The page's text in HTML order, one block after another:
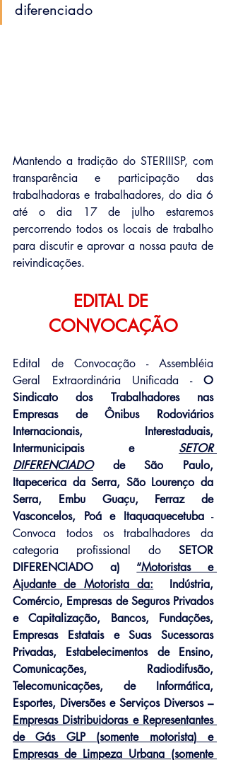
diferenciado
Mantendo a tradição do STERIIISP, com
transparência e participação das
trabalhadoras e trabalhadores, do dia 6
até o dia 17 de julho estaremos
percorrendo todos os locais de trabalho
para discutir e aprovar a nossa pauta de
reivindicações.
EDITAL DE
CONVOCAÇÃO
Edital de Convocação - Assembléia
Geral Extraordinária Unificada - O
Sindicato dos Trabalhadores nas
Empresas de Ônibus Rodoviários
Internacionais, Interestaduais,
Intermunicipais e SETOR
DIFERENCIADO de São Paulo,
Itapecerica da Serra, São Lourenço da
Serra, Embu Guaçu, Ferraz de
Vasconcelos, Poá e Itaquaquecetuba -
Convoca todos os trabalhadores da
categoria profissional do SETOR
DIFERENCIADO a) “Motoristas e
Ajudante de Motorista da:
  Indústria,
Comércio, Empresas de Seguros Privados
e Capitalização, Bancos, Fundações,
Empresas Estatais e Suas Sucessoras
Privadas, Estabelecimentos de Ensino,
Comunicações, Radiodifusão,
Telecomunicações, de Informática,
Esportes, Diversões e Serviços Diversos –
Empresas Distribuidoras e Representantes
de Gás GLP (somente motorista) e
Empresas de Limpeza Urbana (somente